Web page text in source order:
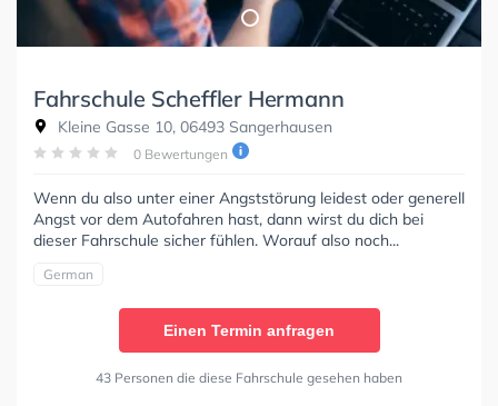
Fahrschule Scheffler Hermann
Kleine Gasse 10, 06493 Sangerhausen
0 Bewertungen
Wenn du also unter einer Angststörung leidest oder generell
Angst vor dem Autofahren hast, dann wirst du dich bei
dieser Fahrschule sicher fühlen. Worauf also noch...
German
Einen Termin anfragen
43 Personen die diese Fahrschule gesehen haben